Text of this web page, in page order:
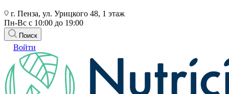
г. Пенза, ул. Урицкого 48, 1 этаж
Пн-Вс с 10:00 до 19:00
Поиск
Войти